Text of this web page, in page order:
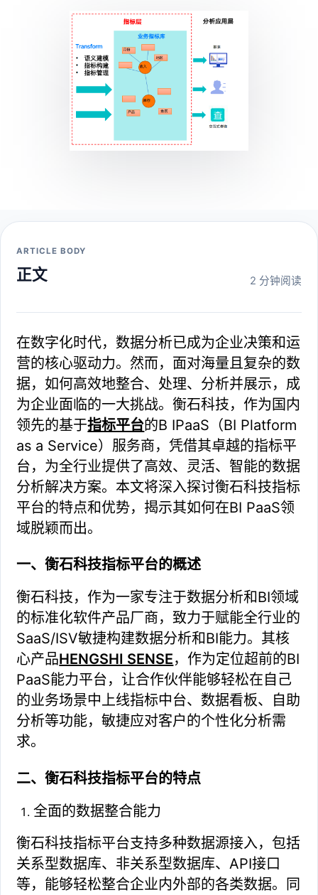
ARTICLE BODY
正文 2 分钟阅读
在数字化时代，数据分析已成为企业决策和运
营的核心驱动力。然而，面对海量且复杂的数
据，如何高效地整合、处理、分析并展示，成
为企业面临的一大挑战。衡石科技，作为国内
领先的基于指标平台的B IPaaS（BI Platform
as a Service）服务商，凭借其卓越的指标平
台，为全行业提供了高效、灵活、智能的数据
分析解决方案。本文将深入探讨衡石科技指标
平台的特点和优势，揭示其如何在BI PaaS领
域脱颖而出。
一、衡石科技指标平台的概述
衡石科技，作为一家专注于数据分析和BI领域
的标准化软件产品厂商，致力于赋能全行业的
SaaS/ISV敏捷构建数据分析和BI能力。其核
心产品HENGSHI SENSE，作为定位超前的BI
PaaS能力平台，让合作伙伴能够轻松在自己
的业务场景中上线指标中台、数据看板、自助
分析等功能，敏捷应对客户的个性化分析需
求。
二、衡石科技指标平台的特点
全面的数据整合能力
衡石科技指标平台支持多种数据源接入，包括
关系型数据库、非关系型数据库、API接口
等，能够轻松整合企业内外部的各类数据。同